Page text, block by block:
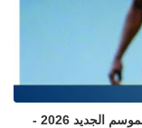
غداً الجمعة .. سحب قرعة دوري نجوم العراق للموسم الجديد 2026 -